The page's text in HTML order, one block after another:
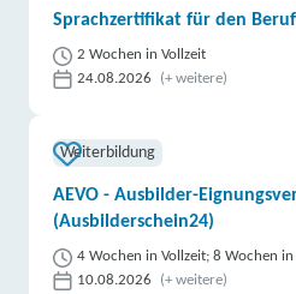
Sprachzertifikat für den Beruf
2 Wochen in Vollzeit
24.08.2026
(+ weitere)
Weiterbildung
AEVO - Ausbilder-
(Ausbilderschein24)
4 Wochen in Vollzeit; 8 Wochen in
10.08.2026
(+ weitere)